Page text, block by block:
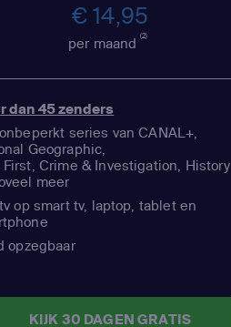
€ 14,95
per maand(2)
dan 45 zenders
series van CANAL+,
Geographic,
First, Crime & Investigation, History
meer
op smart tv, laptop, tablet en
opzegbaar
KIJK 30 DAGEN GRATIS